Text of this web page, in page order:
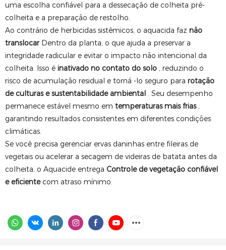
uma escolha confiável para a dessecação de colheita pré-
colheita e a preparação de restolho.
Ao contrário de herbicidas sistêmicos, o aquacida faz não
translocar Dentro da planta, o que ajuda a preservar a
integridade radicular e evitar o impacto não intencional da
colheita. Isso é inativado no contato do solo , reduzindo o
risco de acumulação residual e torná -lo seguro para rotação
de culturas e sustentabilidade ambiental . Seu desempenho
permanece estável mesmo em temperaturas mais frias ,
garantindo resultados consistentes em diferentes condições
climáticas.
Se você precisa gerenciar ervas daninhas entre fileiras de
vegetais ou acelerar a secagem de videiras de batata antes da
colheita, o Aquacide entrega Controle de vegetação confiável
e eficiente com atraso mínimo.